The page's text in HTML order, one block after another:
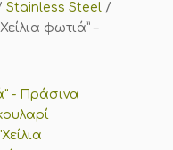
Stainless Steel/
φωτιά” –